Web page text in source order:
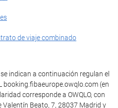
de viaje combinado
indican a continuación regulan el
booking.fibaeurope.owqlo.com (en
corresponde a OWQLO, con
Valentín Beato, 7, 28037 Madrid y